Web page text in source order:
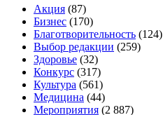
Акция (87)
Бизнес (170)
Благотворительность (124)
Выбор редакции (259)
Здоровье (32)
Конкурс (317)
Культура (561)
Медицина (44)
Мероприятия (2 887)